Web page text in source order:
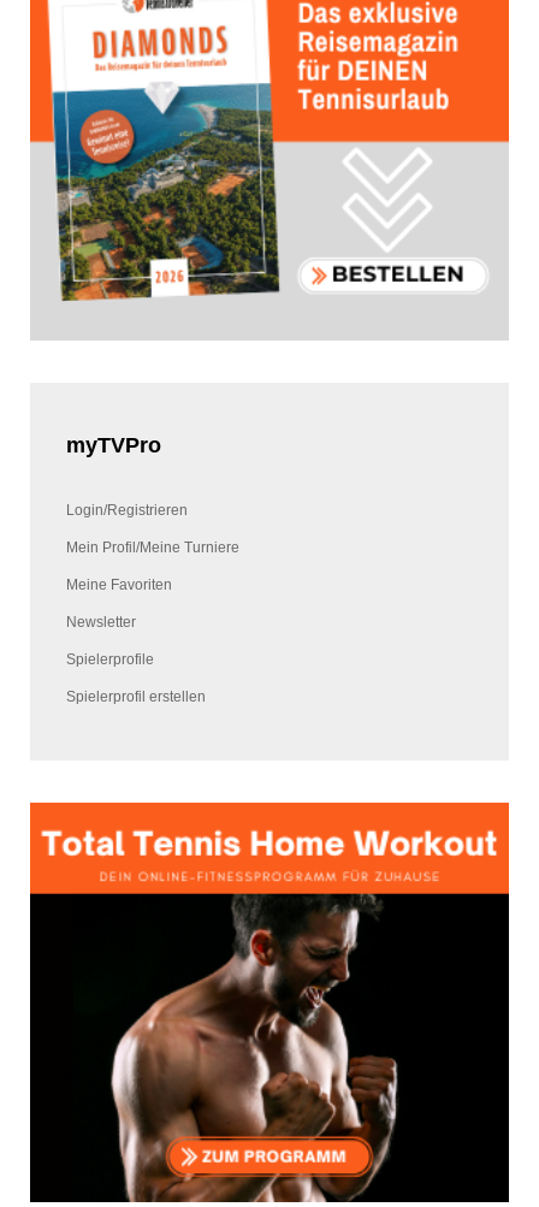
myTVPro
Login/Registrieren
Mein Profil/Meine Turniere
Meine Favoriten
Newsletter
Spielerprofile
Spielerprofil erstellen